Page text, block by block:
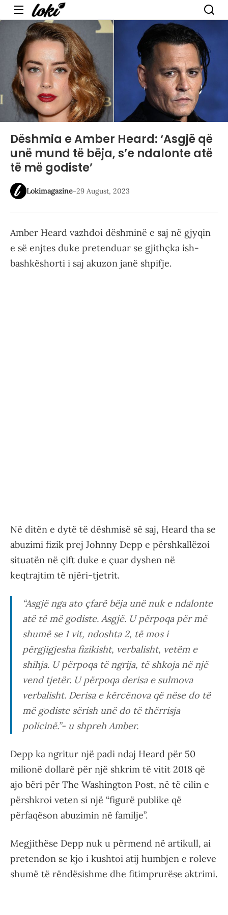
Menu
Dëshmia e Amber Heard: ‘Asgjë që
unë mund të bëja, s’e ndalonte atë
të më godiste’
Lokimagazine-29 August, 2023
Amber Heard vazhdoi dëshminë e saj në gjyqin
e së enjtes duke pretenduar se gjithçka ish-
bashkëshorti i saj akuzon janë shpifje.
Në ditën e dytë të dëshmisë së saj, Heard tha se
abuzimi fizik prej Johnny Depp e përshkallëzoi
situatën në çift duke e çuar dyshen në
keqtrajtim të njëri-tjetrit.
“Asgjë nga ato çfarë bëja unë nuk e ndalonte
atë të më godiste. Asgjë. U përpoqa për më
shumë se 1 vit, ndoshta 2, të mos i
përgjigjesha fizikisht, verbalisht, vetëm e
shihja. U përpoqa të ngrija, të shkoja në një
vend tjetër. U përpoqa derisa e sulmova
verbalisht. Derisa e kërcënova që nëse do të
më godiste sërish unë do të thërrisja
policinë.”- u shpreh Amber.
Depp ka ngritur një padi ndaj Heard për 50
milionë dollarë për një shkrim të vitit 2018 që
ajo bëri për The Washington Post, në të cilin e
përshkroi veten si një “figurë publike që
përfaqëson abuzimin në familje”.
Megjithëse Depp nuk u përmend në artikull, ai
pretendon se kjo i kushtoi atij humbjen e roleve
shumë të rëndësishme dhe fitimprurëse aktrimi.